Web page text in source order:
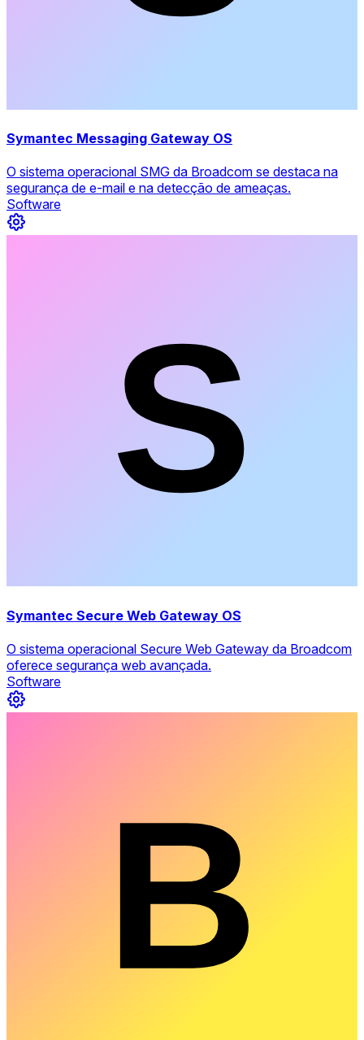
Symantec Messaging Gateway OS
O sistema operacional SMG da Broadcom se destaca na
segurança de e-mail e na detecção de ameaças.
Software
Symantec Secure Web Gateway OS
O sistema operacional Secure Web Gateway da Broadcom
oferece segurança web avançada.
Software